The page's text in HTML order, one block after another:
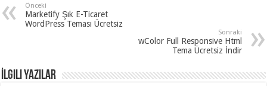
gaziantep
organizasyon,
gaziantep
takipçi
hilesi ,
Önceki
Marketify Şık E-Ticaret
WordPress Teması Ücretsiz
Sonraki
wColor Full Responsive Html
Tema Ücretsiz İndir
İlgili Yazılar